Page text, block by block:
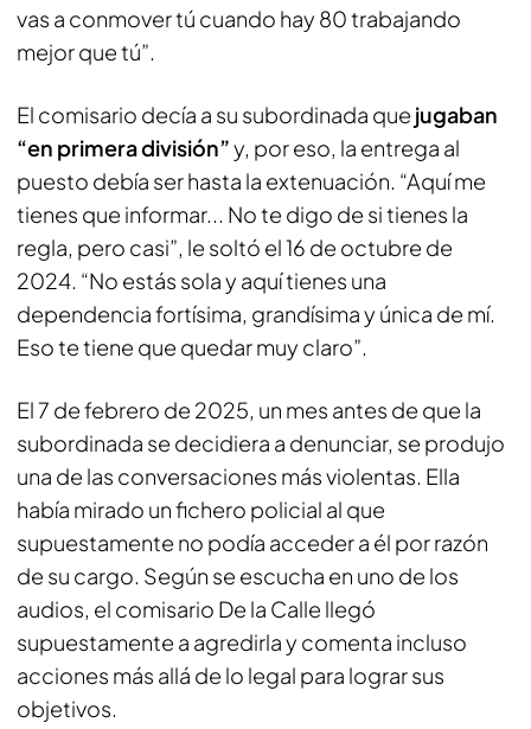
vas a conmover tú cuando hay 80 trabajando
mejor que tú”.
El comisario decía a su subordinada que jugaban
“en primera división”y, por eso, la entrega al
puesto debía ser hasta la extenuación. “Aquí me
tienes que informar... No te digo de si tienes la
regla, pero casi”, le soltó el 16 de octubre de
2024. “No estás sola y aquí tienes una
dependencia fortísima, grandísima y única de mí.
Eso te tiene que quedar muy claro”.
El 7 de febrero de 2025, un mes antes de que la
subordinada se decidiera a denunciar, se produjo
una de las conversaciones más violentas. Ella
había mirado un fichero policial al que
supuestamente no podía acceder a él por razón
de su cargo. Según se escucha en uno de los
audios, el comisario De la Calle llegó
supuestamente a agredirla y comenta incluso
acciones más allá de lo legal para lograr sus
objetivos.